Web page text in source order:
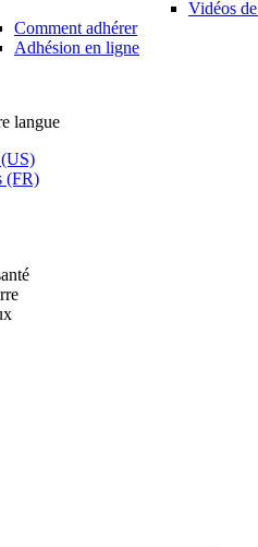
Vidéos
Comment adhérer
Adhésion en ligne
langue